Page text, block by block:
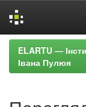
Skip
navigation
ELARTU —
Івана Пулюя